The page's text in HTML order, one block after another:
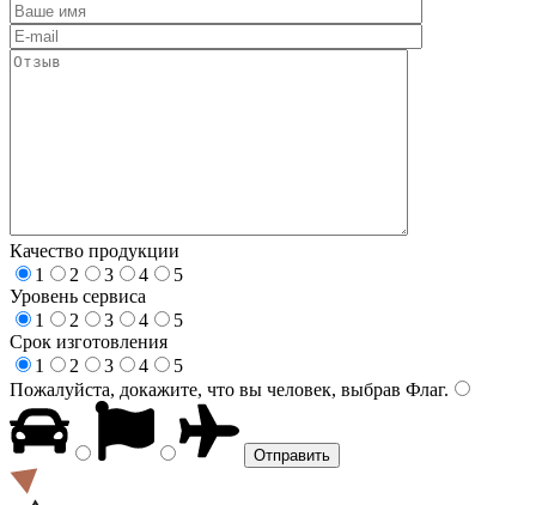
Качество продукции
1
2 3 4
5
Уровень сервиса
1
2 3 4
5
Срок изготовления
1
2 3 4
5
Пожалуйста, докажите, что вы человек, выбрав Флаг.